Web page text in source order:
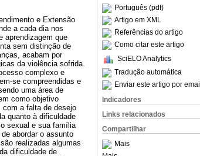
Português (pdf)
Artigo em XML
Referências do artigo
Como citar este artigo
SciELO Analytics
Tradução automática
Enviar este artigo por email
Indicadores
Links relacionados
Compartilhar
Mais
e Extensão
a cada dia nos
aprendizagem que
sem distinção de
acabam por
da violência sofrida.
complexo e
se compreendidas e
uma área de
como objetivo
com a falta de desejo
quanto à dificuldade
sexual e sua família
abordar o assunto
realizadas algumas
dificuldade de